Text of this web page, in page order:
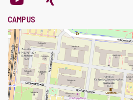
CAMPUS